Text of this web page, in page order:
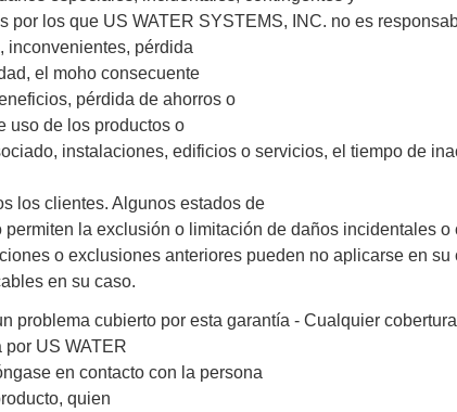
por los que US WATER SYSTEMS, INC. no es
inconvenientes, pérdida
el moho consecuente
pérdida de ahorros o
uso de los productos o
instalaciones, edificios o servicios, el tiempo de
los clientes. Algunos estados de
la exclusión o limitación de daños incidentales o
o exclusiones anteriores pueden no aplicarse en su
en su caso.
problema cubierto por esta garantía - Cualquier
por US WATER
en contacto con la persona
quien